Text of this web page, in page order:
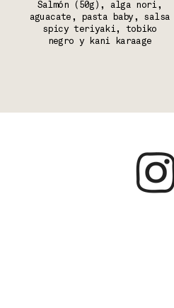
Salmón (50g), alga nori,
aguacate, pasta baby, salsa
spicy teriyaki, tobiko
negro y kani karaage